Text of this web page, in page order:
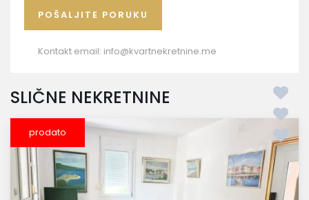
Kontakt email: info@kvartnekretnine.me
SLIČNE NEKRETNINE
prodato